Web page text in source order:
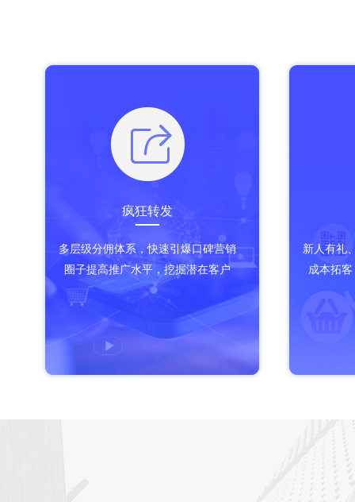
疯狂转发
多层级分佣体系，快速引爆口碑营销
圈子提高推广水平，挖掘潜在客户
新人有礼
成本拓